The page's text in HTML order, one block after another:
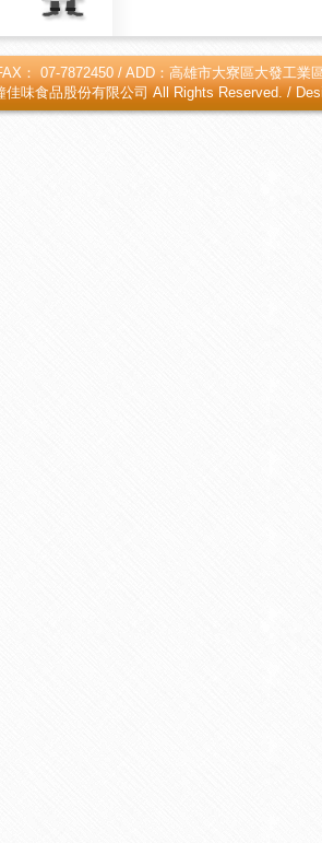
： 07-7872450 / ADD：高雄市大寮區大發工業
佳味食品股份有限公司 All Rights Reserved. /